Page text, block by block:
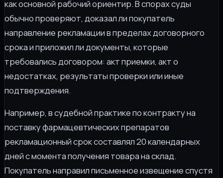
как основной рабочий ориентир. В спорах суды
обычно проверяют, доказал ли покупатель
направление рекламации в пределах договорного
срока и приложил ли документы, которые
требовались договором: акт приемки, акт о
недостатках, результаты проверки или иные
подтверждения.
Например, в судебной практике по контракту на
поставку фармацевтических препаратов
рекламационный срок составлял 20 календарных
дней с момента получения товара на склад.
Покупатель направил письменное извещение спустя